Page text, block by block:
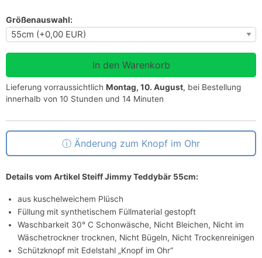
Größenauswahl:
Lieferung vorraussichtlich Montag, 10. August, bei Bestellung
innerhalb von 10 Stunden und 14 Minuten
Änderung zum Knopf im Ohr
Details vom Artikel Steiff Jimmy Teddybär 55cm:
aus kuschelweichem Plüsch
Füllung mit synthetischem Füllmaterial gestopft
Waschbarkeit 30° C Schonwäsche, Nicht Bleichen, Nicht im
Wäschetrockner trocknen, Nicht Bügeln, Nicht Trockenreinigen
Schützknopf mit Edelstahl „Knopf im Ohr“